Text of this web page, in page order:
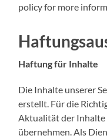
policy for more
Haftung für Inhalte
Die Inhalte unserer
erstellt. Für die
Aktualität der Inhalte
übernehmen. Als